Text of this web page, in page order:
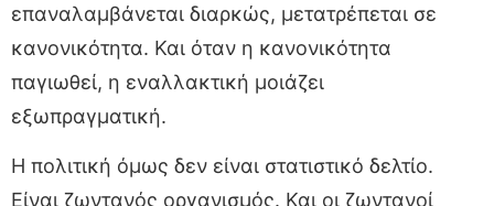
επαναλαμβάνεται διαρκώς, μετατρέπεται σε
κανονικότητα. Και όταν η κανονικότητα
παγιωθεί, η εναλλακτική μοιάζει
εξωπραγματική.
Η πολιτική όμως δεν είναι στατιστικό δελτίο.
Είναι ζωντανός οργανισμός. Και οι ζωντανοί